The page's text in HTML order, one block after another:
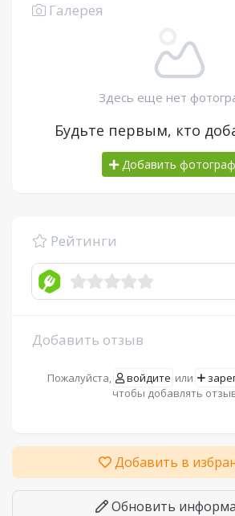
Галерея
Здесь еще нет
Будьте первым, кто
Добавить
Рейтинги
Добавить отзыв
Пожалуйста, войдите или
чтобы добавлять
Добавить в
Обновить